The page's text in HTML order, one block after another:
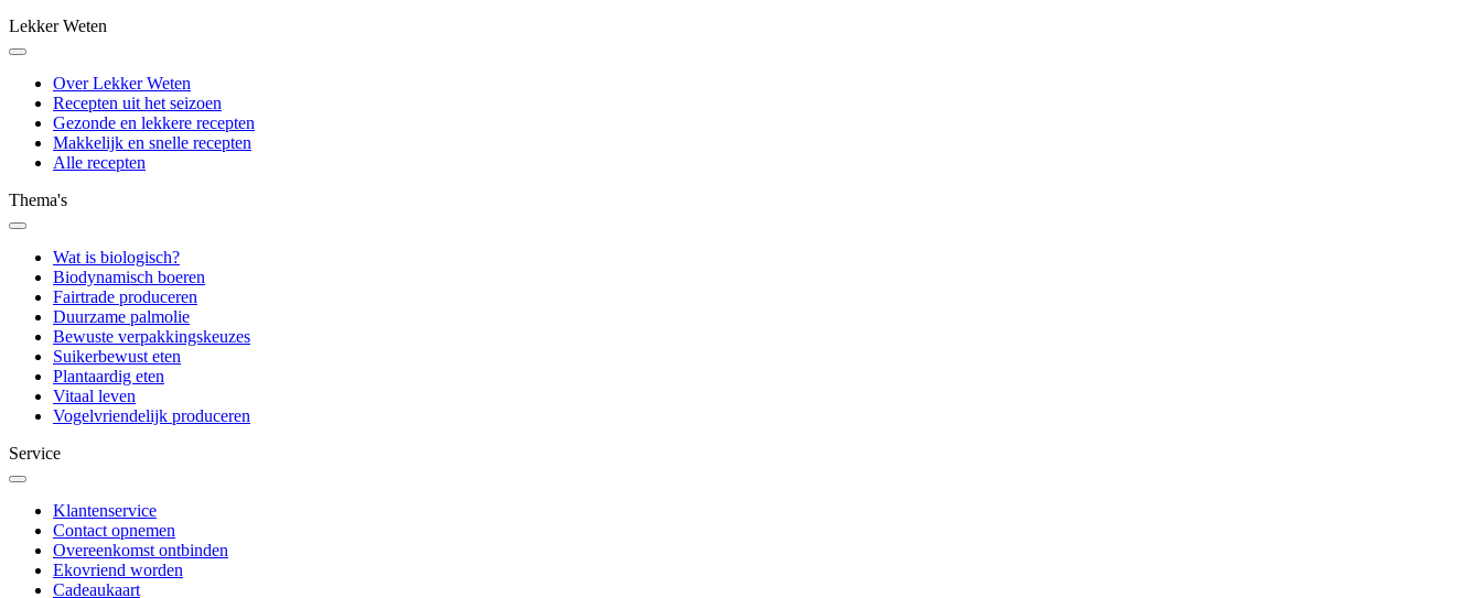
Lekker Weten
Over Lekker Weten
Recepten uit het seizoen
Gezonde en lekkere recepten
Makkelijk en snelle recepten
Alle recepten
Thema's
Wat is biologisch?
Biodynamisch boeren
Fairtrade produceren
Duurzame palmolie
Bewuste verpakkingskeuzes
Suikerbewust eten
Plantaardig eten
Vitaal leven
Vogelvriendelijk produceren
Service
Klantenservice
Contact opnemen
Overeenkomst ontbinden
Ekovriend worden
Cadeaukaart